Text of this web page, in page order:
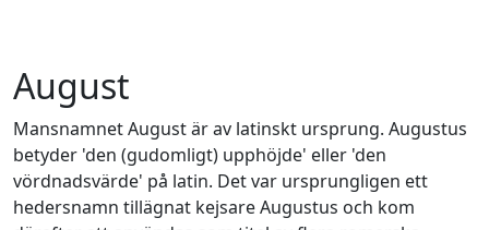
August
Mansnamnet August är av latinskt ursprung. Augustus
betyder 'den (gudomligt) upphöjde' eller 'den
vördnadsvärde' på latin. Det var ursprungligen ett
hedersnamn tillägnat kejsare Augustus och kom